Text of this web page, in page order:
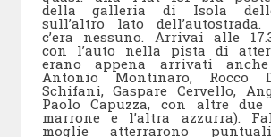
della galleria di Isola
sull’altro lato
c’era nessuno. Arrivai alle
con l’auto nella pista di
erano appena arrivati
Antonio Montinaro, Rocco
Schifani, Gaspare Cervello,
Paolo Capuzza, con altre due
marrone e l’altra azzurra).
moglie atterrarono